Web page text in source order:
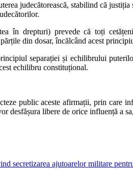
judecătorească, stabilind că
în drepturi) prevede că toți
din dosar, încălcând acest
separației și echilibrului
echilibru constituțional.
public aceste afirmații, prin care
desfășura libere de orice influență a
secretizarea ajutoarelor militare